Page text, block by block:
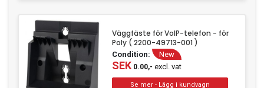
Väggfäste för VoIP-telefon - för
Poly ( 2200-49713-001 )
Condition: New
SEK0.00,- excl. vat